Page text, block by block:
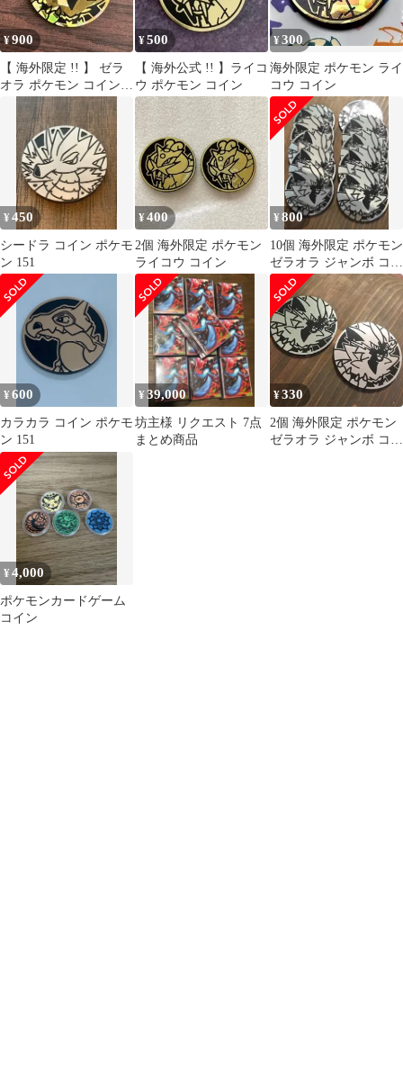
¥900
【 海外限定 !! 】 ゼラ
オラ ポケモン コイン
(crystal)
¥500
【 海外公式 !! 】ライコ
ウ ポケモン コイン
¥300
海外限定 ポケモン ライ
コウ コイン
¥450
シードラ コイン ポケモ
ン 151
¥400
2個 海外限定 ポケモン
ライコウ コイン
¥800
10個 海外限定 ポケモン
ゼラオラ ジャンボ コイ
ン
¥600
カラカラ コイン ポケモ
ン 151
¥39,000
坊主様 リクエスト 7点
まとめ商品
¥330
2個 海外限定 ポケモン
ゼラオラ ジャンボ コイ
¥4,000
ポケモンカードゲーム
コイン